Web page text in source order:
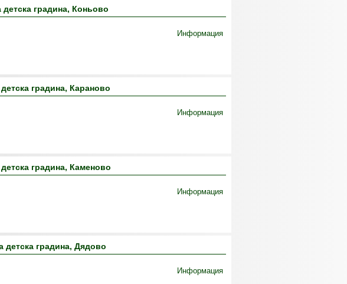
градина, Коньово
Информация
градина, Караново
Информация
градина, Каменово
Информация
детска градина, Дядово
Информация